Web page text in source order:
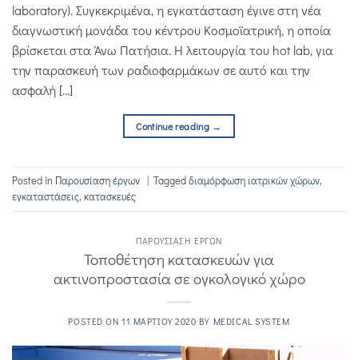
laboratory). Συγκεκριμένα, η εγκατάσταση έγινε στη νέα
διαγνωστική μονάδα του κέντρου Κοσμοϊατρική, η οποία
βρίσκεται στα Άνω Πατήσια. Η λειτουργία του hot lab, για
την παρασκευή των ραδιοφαρμάκων σε αυτό και την
ασφαλή […]
Continue reading →
Posted in Παρουσίαση έργων Taggedδιαμόρφωση ιατρικών χώρων,
εγκαταστάσεις, κατασκευές
ΠΑΡΟΥΣΊΑΣΗ ΈΡΓΩΝ
Τοποθέτηση κατασκευών για
ακτινοπροστασία σε ογκολογικό χώρο
POSTED ON11 ΜΑΡΤΊΟΥ 2020 BY MEDICAL SYSTEM